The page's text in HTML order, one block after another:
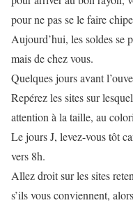
pour ne pas se le faire
Aujourd’hui, les soldes se
mais de chez vous.
Quelques jours avant
Repérez les sites sur
attention à la taille, au
Le jours J, levez-vous tôt
vers 8h.
Allez droit sur les sites
s’ils vous conviennent,